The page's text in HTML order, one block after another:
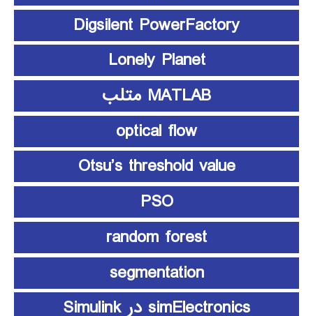
Digsilent PowerFactory
Lonely Planet
MATLAB متلب
optical flow
Otsu’s threshold value
PSO
random forest
segmentation
simElectronics در Simulink